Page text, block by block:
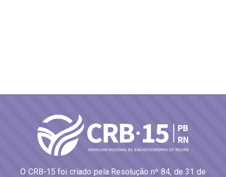
O CRB-15 foi criado pela Resolução nº 84, de 31 de